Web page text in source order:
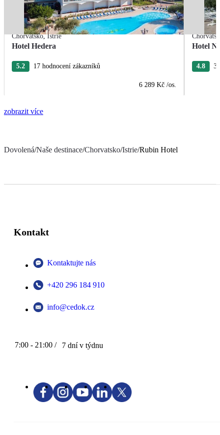
Chorvatsko,Istrie
Hotel Hedera
5.2 17 hodnocení zákazníků
6 289 Kč /os.
Hotel
4.8
zobrazit více
Dovolená/Naše destinace/Chorvatsko/Istrie/Rubin Hotel
Kontakt
Kontaktujte nás
+420 296 184 910
info@cedok.cz
7:00 - 21:00 / 7 dní v týdnu